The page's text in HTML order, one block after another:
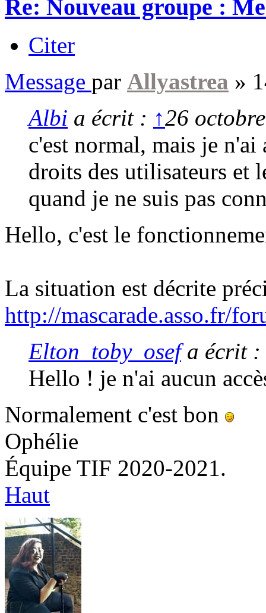
Re: Nouveau groupe :
Citer
Message par Allyastrea »
Albi a écrit : ↑26
c'est normal, mais je n'ai
droits des utilisateurs et
quand je ne suis pas
Hello, c'est le
La situation est décrite
http://mascarade.asso.fr/
Elton_toby_osefa écrit :
Hello ! je n'ai aucun
Normalement c'est bon
Ophélie
Équipe TIF 2020-2021.
Haut